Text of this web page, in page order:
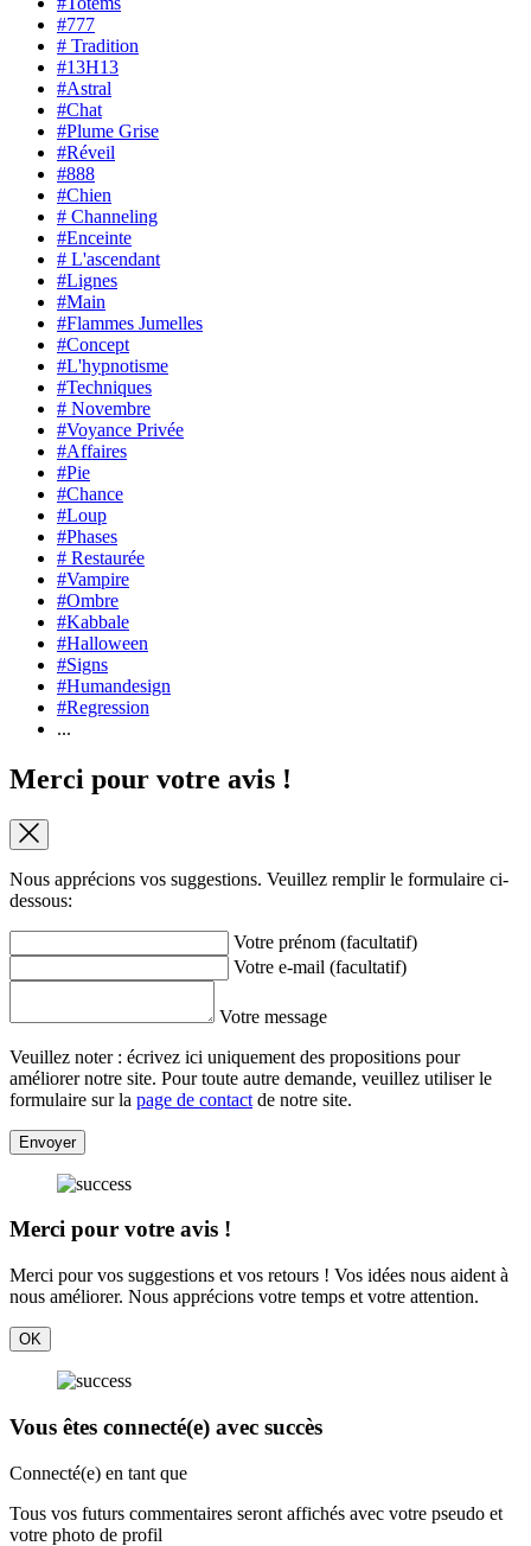
#777
# Tradition
#13H13
#Astral
#Chat
#Plume Grise
#Réveil
#888
#Chien
# Channeling
#Enceinte
# L'ascendant
#Lignes
#Main
#Flammes Jumelles
#Concept
#L'hypnotisme
#Techniques
# Novembre
#Voyance Privée
#Affaires
#Pie
#Chance
#Loup
#Phases
# Restaurée
#Vampire
#Ombre
#Kabbale
#Halloween
#Signs
#Humandesign
#Regression
...
Merci pour votre avis !
Nous apprécions vos suggestions. Veuillez remplir le formulaire ci-
dessous:
Votre prénom (facultatif)
Votre e-mail (facultatif)
Votre message
Veuillez noter : écrivez ici uniquement des propositions pour
améliorer notre site. Pour toute autre demande, veuillez utiliser le
formulaire sur la page de contact de notre site.
Envoyer
Merci pour votre avis !
Merci pour vos suggestions et vos retours ! Vos idées nous aident à
nous améliorer. Nous apprécions votre temps et votre attention.
OK
Vous êtes connecté(e) avec succès
Connecté(e) en tant que
Tous vos futurs commentaires seront affichés avec votre pseudo et
votre photo de profil